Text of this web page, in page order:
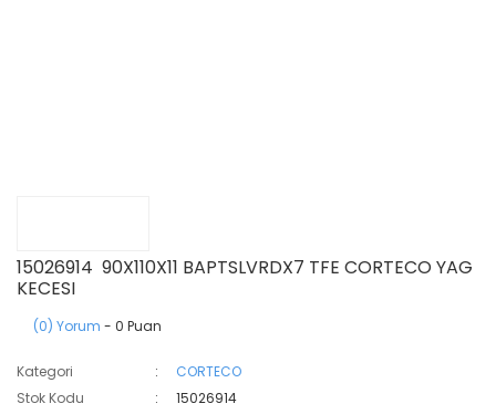
15026914 90X110X11 BAPTSLVRDX7 TFE CORTECO YAG
KECESI
(0) Yorum - 0 Puan
Kategori
CORTECO
Stok Kodu
15026914